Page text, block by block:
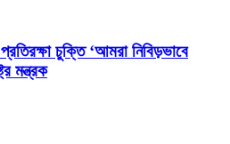
চুক্তি ‘আমরা নিবিড়ভাবে
মন্ত্রক